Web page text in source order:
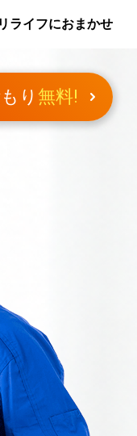
ライフにおまかせ
り 無料!